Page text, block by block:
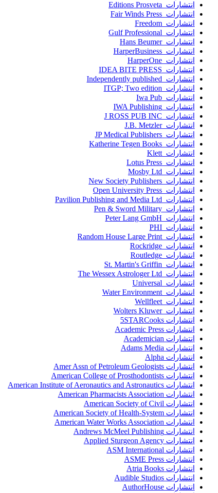
انتشارات Editions Prosveta
انتشارات Fair Winds Press
انتشارات Freedom
انتشارات Gulf Professional
انتشارات Hans Beumer
انتشارات HarperBusiness
انتشارات HarperOne
انتشارات IDEA BITE PRESS
انتشارات Independently published
انتشارات ITGP; Two edition
انتشارات Iwa Pub
انتشارات IWA Publishing
انتشارات J ROSS PUB INC
انتشارات J.B. Metzler
انتشارات JP Medical Publishers
انتشارات Katherine Tegen Books
انتشارات Klett
انتشارات Lotus Press
انتشارات Mosby Ltd
انتشارات New Society Publishers
انتشارات Open University Press
انتشارات Pavilion Publishing and Media Ltd
انتشارات Pen & Sword Military
انتشارات Peter Lang GmbH
انتشارات PHI
انتشارات Random House Large Print
انتشارات Rockridge
انتشارات Routledge
انتشارات St. Martin's Griffin
انتشارات The Wessex Astrologer Ltd
انتشارات Universal
انتشارات Water Environment
انتشارات Wellfleet
انتشارات Wolters Kluwer
انتشارات 5STARCooks
انتشارات Academic Press
انتشارات Academician
انتشارات Adams Media
انتشارات Alpha
انتشارات Amer Assn of Petroleum Geologists
انتشارات American College of Prosthodontists
انتشارات American Institute of Aeronautics and Astronautics
انتشارات American Pharmacists Association
انتشارات American Society of Civil
انتشارات American Society of Health-System
انتشارات American Water Works Association
انتشارات Andrews McMeel Publishing
انتشارات Applied Sturgeon Agency
انتشارات ASM International
انتشارات ASME Press
انتشارات Atria Books
انتشارات Audible Studios
انتشارات AuthorHouse